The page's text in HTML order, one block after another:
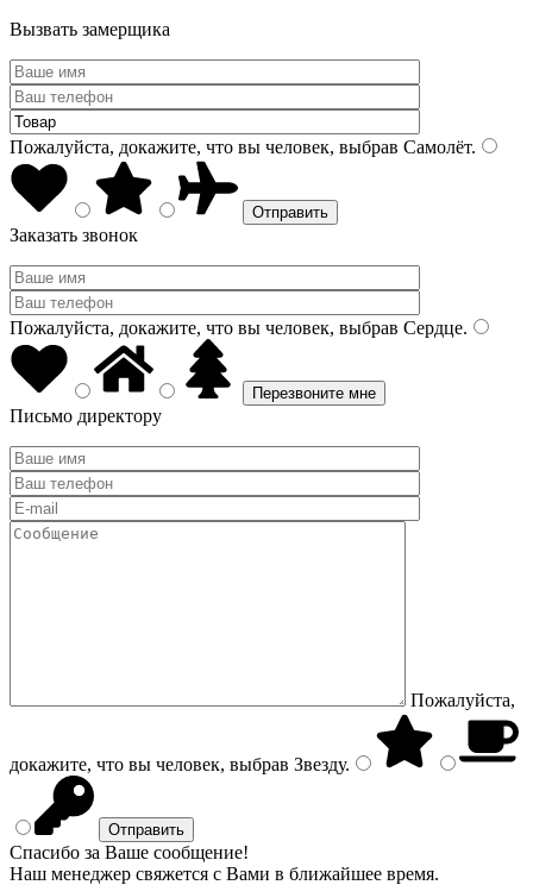
Вызвать замерщика
Пожалуйста, докажите, что вы человек, выбрав Самолёт.
Заказать звонок
Пожалуйста, докажите, что вы человек, выбрав Сердце.
Письмо директору
Пожалуйста,
докажите, что вы человек, выбрав Звезду.
Спасибо за Ваше сообщение!
Наш менеджер свяжется с Вами в ближайшее время.